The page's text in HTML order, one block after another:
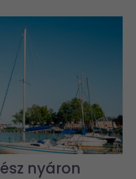
nyáron